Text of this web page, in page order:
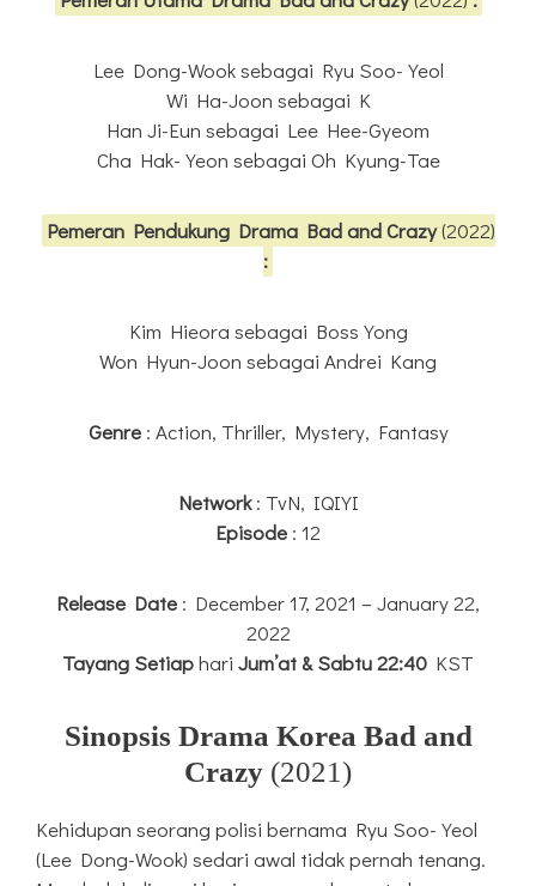
Lee Dong-Wook sebagai Ryu Soo-Yeol
Wi Ha-Joon sebagai K
Han Ji-Eun sebagai Lee Hee-Gyeom
Cha Hak-Yeon sebagai Oh Kyung-Tae
Pemeran Pendukung Drama Bad and Crazy(2022)
:
Kim Hieora sebagai Boss Yong
Won Hyun-Joon sebagai Andrei Kang
Genre : Action, Thriller, Mystery, Fantasy
Network: TvN, IQIYI
Episode : 12
Release Date : December 17, 2021 – January 22,
2022
Tayang Setiaphari Jum’at & Sabtu 22:40 KST
Sinopsis Drama Korea Bad and
Crazy (2021)
Kehidupan seorang polisi bernama Ryu Soo-Yeol
(Lee Dong-Wook) sedari awal tidak pernah tenang.